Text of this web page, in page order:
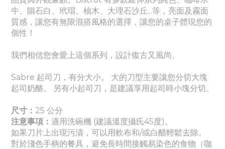
牛、隕石白、玳瑁、柚木、大理石沙丘...等，亮面及霧面
質感 ，讓您有無限混搭風格的選擇，讓您的桌子體現您的
個性！
我們相信您會愛上這個系列，設計復古又風尚。
Sabre 起司刀，有分大小。 大的刀型主要讓您分切大塊
起司奶酪。 另有小起司刀，是建議享用起司時小塊分切。
尺寸： 25 公分
注意事項： 適用洗碗機 (建議溫度攝氏45度)。
如果刀片上出現污漬，可以用軟布和/或白醋輕鬆去除。
對於淺色手柄的餐具，避免長時間接觸易染色的食物（咖